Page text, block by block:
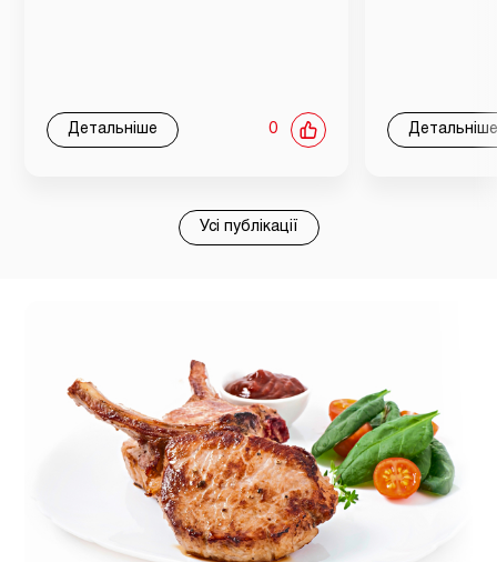
Детальніше 0 Детальніше
Усі публікації